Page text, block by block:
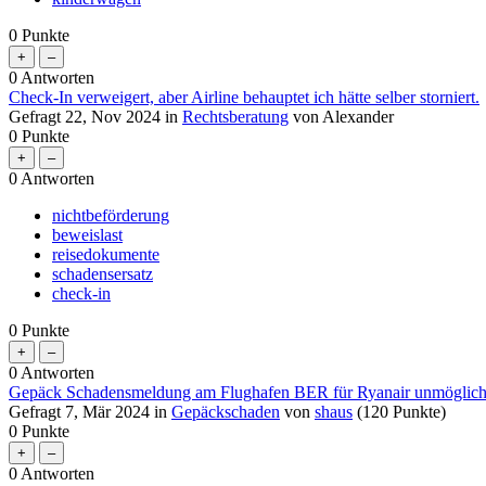
0 Punkte
0 Antworten
Check-In verweigert, aber Airline behauptet ich hätte selber storniert.
Gefragt 22, Nov 2024 in Rechtsberatung von Alexander
0 Punkte
0 Antworten
nichtbeförderung
beweislast
reisedokumente
schadensersatz
check-in
0 Punkte
0 Antworten
Gepäck Schadensmeldung am Flughafen BER für Ryanair
Gefragt 7, Mär 2024 in Gepäckschaden von shaus (120 Punkte)
0 Punkte
0 Antworten